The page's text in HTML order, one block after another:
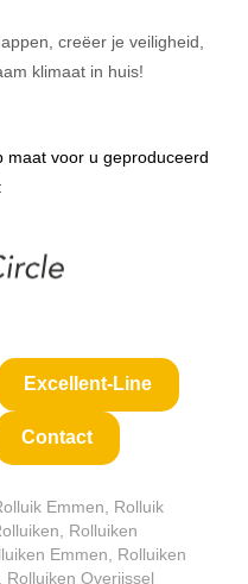
creëer je veiligheid,
klimaat in huis!
maat voor u geproduceerd
Excellent-Line
Contact
Emmen
Rolluik
Rolluiken
Emmen
Rolluiken
Rolluiken Overijssel